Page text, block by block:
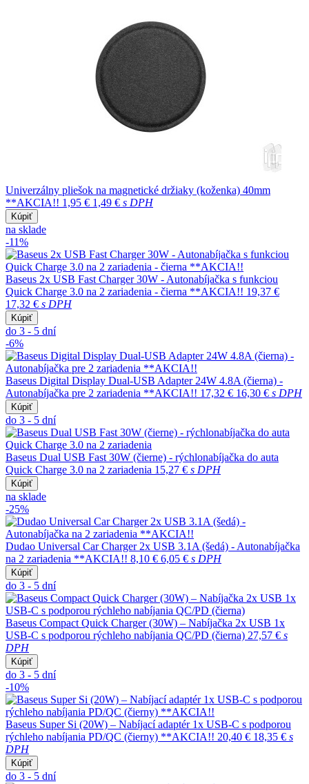
Univerzálny pliešok na magnetické držiaky (koženka) 40mm
**AKCIA!! 1,95 € 1,49 € s DPH
Kúpiť
na sklade
-11%
Baseus 2x USB Fast Charger 30W - Autonabíjačka s funkciou
Quick Charge 3.0 na 2 zariadenia - čierna **AKCIA!! 19,37 €
17,32 € s DPH
Kúpiť
do 3 - 5 dní
-6%
Baseus Digital Display Dual-USB Adapter 24W 4.8A (čierna) -
Autonabíjačka pre 2 zariadenia **AKCIA!! 17,32 € 16,30 € s DPH
Kúpiť
do 3 - 5 dní
Baseus Dual USB Fast 30W (čierne) - rýchlonabíjačka do auta
Quick Charge 3.0 na 2 zariadenia 15,27 € s DPH
Kúpiť
na sklade
-25%
Dudao Universal Car Charger 2x USB 3.1A (šedá) - Autonabíjačka
na 2 zariadenia **AKCIA!! 8,10 € 6,05 € s DPH
Kúpiť
do 3 - 5 dní
Baseus Compact Quick Charger (30W) – Nabíjačka 2x USB 1x
USB-C s podporou rýchleho nabíjania QC/PD (čierna) 27,57 € s
DPH
Kúpiť
do 3 - 5 dní
-10%
Baseus Super Si (20W) – Nabíjací adaptér 1x USB-C s podporou
rýchleho nabíjania PD/QC (čierny) **AKCIA!! 20,40 € 18,35 € s
DPH
Kúpiť
do 3 - 5 dní